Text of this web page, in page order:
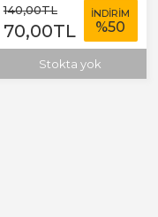
140,00TL
70,00TL
İNDİRİM
%50
Stokta yok